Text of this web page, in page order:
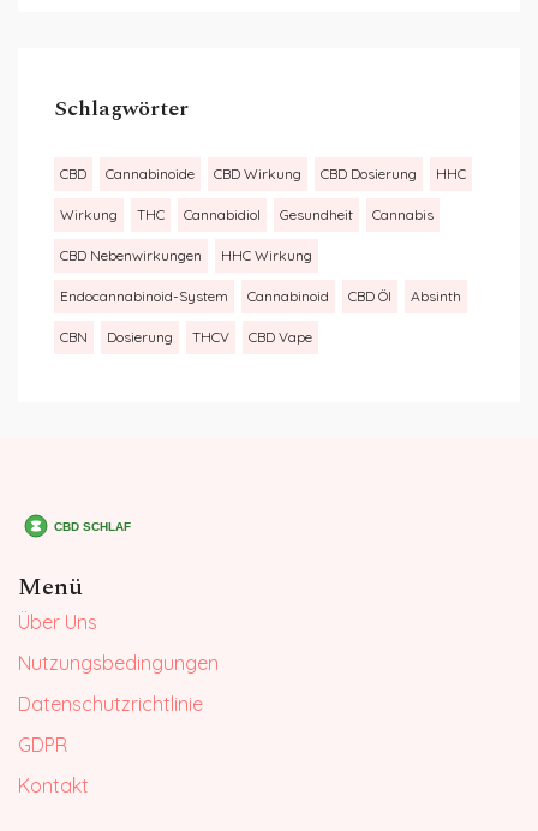
Schlagwörter
CBD Cannabinoide CBD Wirkung CBD Dosierung HHC
Wirkung THC Cannabidiol Gesundheit Cannabis
CBD Nebenwirkungen HHC Wirkung
Endocannabinoid-System Cannabinoid CBD Öl Absinth
CBN Dosierung THCV CBD Vape
Menü
Über Uns
Nutzungsbedingungen
Datenschutzrichtlinie
GDPR
Kontakt